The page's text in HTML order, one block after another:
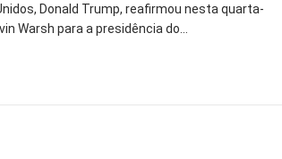
Donald Trump, reafirmou nesta quarta-
Warsh para a presidência do…